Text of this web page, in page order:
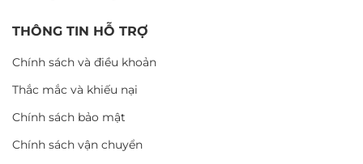
THÔNG TIN HỖ TRỢ
Chính sách và điều khoản
Thắc mắc và khiếu nại
Chính sách bảo mật
Chính sách vận chuyển